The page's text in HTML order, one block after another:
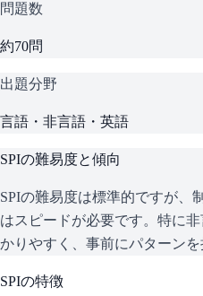
問題数
約70問
出題分野
言語・非言語・英語
SPIの難易度と傾向
SPIの難易度は標準的ですが、
はスピードが必要です。特に
かりやすく、事前にパターン
SPIの特徴